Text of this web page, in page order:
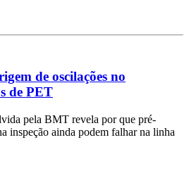
de oscilações no
de PET
pela BMT revela por que pré-
inspeção ainda podem falhar na linha